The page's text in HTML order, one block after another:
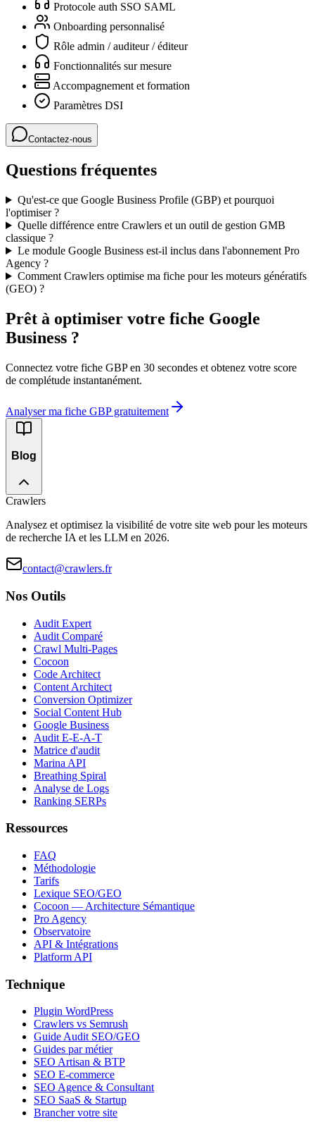
Protocole auth SSO SAML
Onboarding personnalisé
Rôle admin / auditeur / éditeur
Fonctionnalités sur mesure
Accompagnement et formation
Paramètres DSI
Contactez-nous
Questions fréquentes
Qu'est-ce que Google Business Profile (GBP) et pourquoi
l'optimiser ?
Quelle différence entre Crawlers et un outil de gestion GMB
classique ?
Le module Google Business est-il inclus dans l'abonnement Pro
Agency ?
Comment Crawlers optimise ma fiche pour les moteurs génératifs
(GEO) ?
Prêt à optimiser votre fiche Google
Business ?
Connectez votre fiche GBP en 30 secondes et obtenez votre score
de complétude instantanément.
Analyser ma fiche GBP gratuitement
Blog
Crawlers
Analysez et optimisez la visibilité de votre site web pour les moteurs
de recherche IA et les LLM en 2026.
contact@crawlers.fr
Nos Outils
Audit Expert
Audit Comparé
Crawl Multi-Pages
Cocoon
Code Architect
Content Architect
Conversion Optimizer
Social Content Hub
Google Business
Audit E-E-A-T
Matrice d'audit
Marina API
Breathing Spiral
Analyse de Logs
Ranking SERPs
Ressources
FAQ
Méthodologie
Tarifs
Lexique SEO/GEO
Cocoon — Architecture Sémantique
Pro Agency
Observatoire
API & Intégrations
Platform API
Technique
Plugin WordPress
Crawlers vs Semrush
Guide Audit SEO/GEO
Guides par métier
SEO Artisan & BTP
SEO E-commerce
SEO Agence & Consultant
SEO SaaS & Startup
Brancher votre site